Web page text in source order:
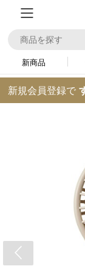
新商品
新規会員登録で